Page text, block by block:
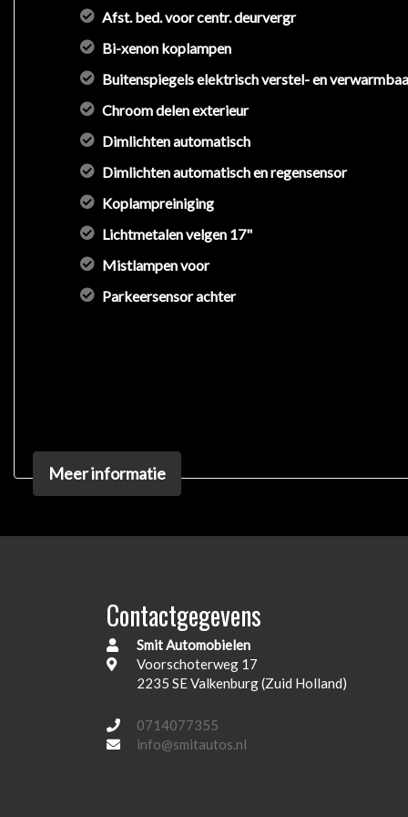
Financiële gegevens
Motorrijtuigenbelasting: € 250 per kwartaal
BTW/Marge: Marge (Bedrijven kunnen geen BTW
Oorspronkelijke cataloguswaarde: € 46.192
Exterieur
Buitenspiegels inklapbaar
Buitenspiegels elektrisch verstel- en verwarmbaar
Chroom delen exterieur
Dimlichten automatisch
Infotainment
Bluetooth
Interieur
Airco (automatisch)
Aluminium instaplijsten met BMW opschrift
Automaatbak
Afst. bed. voor centr. deurvergr
Bi-xenon koplampen
Buitenspiegels elektrisch verstel- en
Chroom delen exterieur
Dimlichten automatisch
Dimlichten automatisch en regensensor
Koplampreiniging
Lichtmetalen velgen 17"
Mistlampen voor
Parkeersensor achter
Meer informatie
Contactgegevens
Smit Automobielen
Voorschoterweg 17
2235 SE Valkenburg (Zuid Holland)
0714077355
info@smitautos.nl